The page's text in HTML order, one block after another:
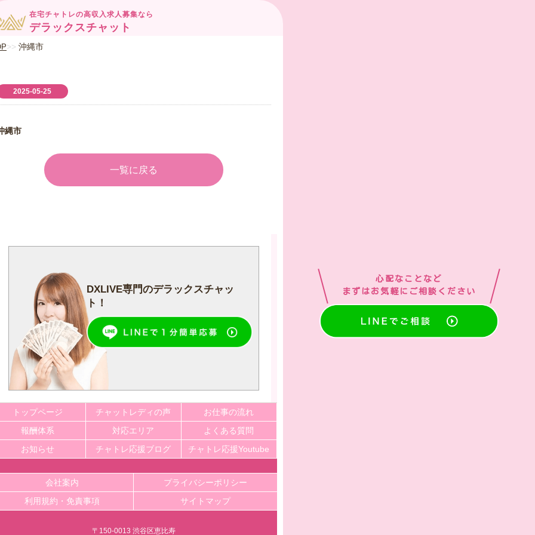
在宅チャトレの高収入求人募集なら
デラックスチャット
心配なことなど
まずはお気軽にご相談ください
沖縄市
2025-05-25
縄市
一覧に戻る
DXLIVE専門のデラックスチャッ
ト！
トップページ チャットレディの声
お仕事の流れ
報酬体系
対応エリア
よくある質問
お知らせ
チャトレ応援ブログ チャトレ応援Youtube
会社案内
プライバシーポリシー
利用規約・免責事項
サイトマップ
〒150-0013 渋谷区恵比寿